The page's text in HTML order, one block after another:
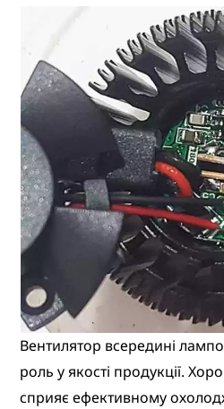
Вентилятор всередині
роль у якості продукції.
сприяє ефективному